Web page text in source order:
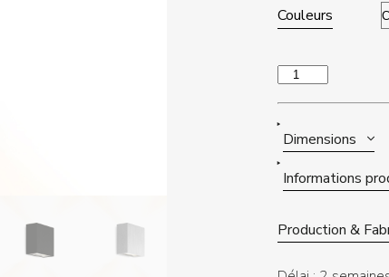
Couleurs
quantité
CENTRAL
2.0
Dimensions
Informations
Production &